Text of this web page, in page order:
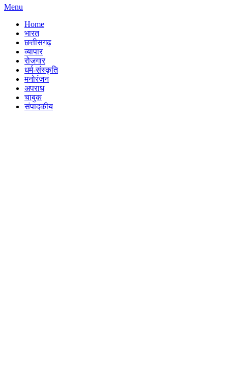
Menu
Home
भारत
छत्तीसगढ़
व्यापार
रोजगार
धर्म-संस्कृति
मनोरंजन
अपराध
चाबुक
संपादकीय